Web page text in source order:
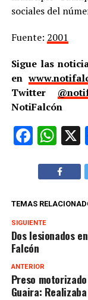
sociales del
Fuente: 2001
Sigue las
en
Twitter
NotiFalcón
TEMAS
SIGUIENTE
Dos lesionados
Falcón
ANTERIOR
Preso
Guaira: